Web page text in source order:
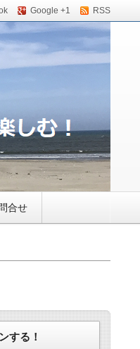
Google +1 RSS
相模原のバ
合せ
する！